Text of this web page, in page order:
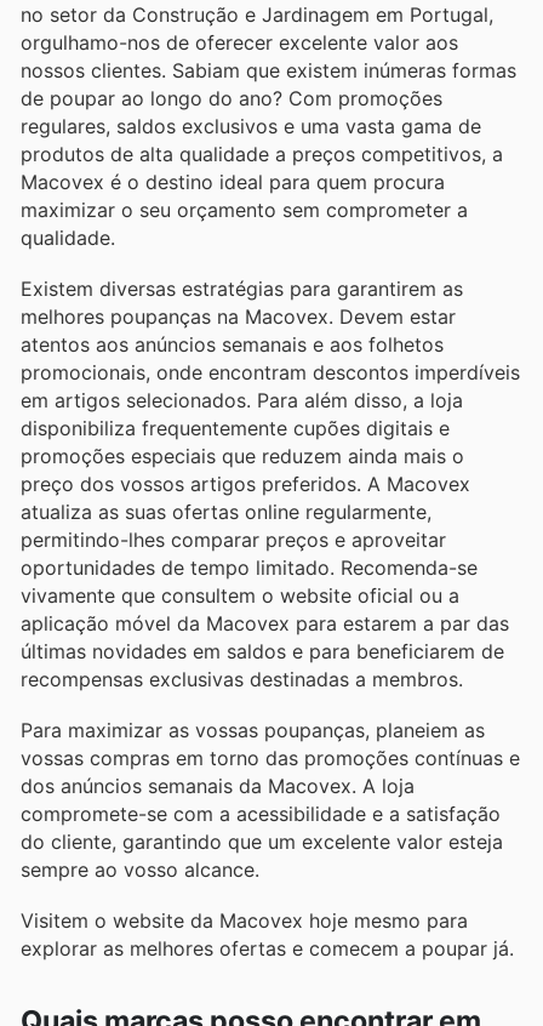
no setor da Construção e Jardinagem em Portugal,
orgulhamo-nos de oferecer excelente valor aos
nossos clientes. Sabiam que existem inúmeras formas
de poupar ao longo do ano? Com promoções
regulares, saldos exclusivos e uma vasta gama de
produtos de alta qualidade a preços competitivos, a
Macovex é o destino ideal para quem procura
maximizar o seu orçamento sem comprometer a
qualidade.
Existem diversas estratégias para garantirem as
melhores poupanças na Macovex. Devem estar
atentos aos anúncios semanais e aos folhetos
promocionais, onde encontram descontos imperdíveis
em artigos selecionados. Para além disso, a loja
disponibiliza frequentemente cupões digitais e
promoções especiais que reduzem ainda mais o
preço dos vossos artigos preferidos. A Macovex
atualiza as suas ofertas online regularmente,
permitindo-lhes comparar preços e aproveitar
oportunidades de tempo limitado. Recomenda-se
vivamente que consultem o website oficial ou a
aplicação móvel da Macovex para estarem a par das
últimas novidades em saldos e para beneficiarem de
recompensas exclusivas destinadas a membros.
Para maximizar as vossas poupanças, planeiem as
vossas compras em torno das promoções contínuas e
dos anúncios semanais da Macovex. A loja
compromete-se com a acessibilidade e a satisfação
do cliente, garantindo que um excelente valor esteja
sempre ao vosso alcance.
Visitem o website da Macovex hoje mesmo para
explorar as melhores ofertas e comecem a poupar já.